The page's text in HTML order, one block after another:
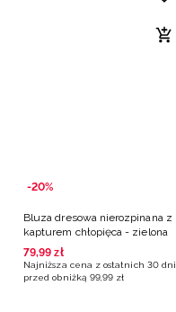
-20%
Bluza dresowa nierozpinana z
kapturem chłopięca - zielona
79,99 zł
Najniższa cena z ostatnich 30 dni
przed obniżką 99,99 zł